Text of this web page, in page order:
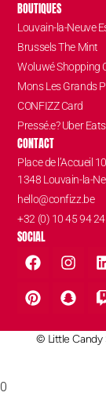
BOUTIQUES
Louvain-la-Neuve
Brussels The Mint
Woluwé Shopping
Mons Les Grands
CONFIZZ Card
Pressé.e? Uber Eats
CONTACT
Place de l’Accueil
1348 Louvain-la-
hello@confizz.be
+32 (0) 10 45 94 24
SOCIAL
© Little Candy
0